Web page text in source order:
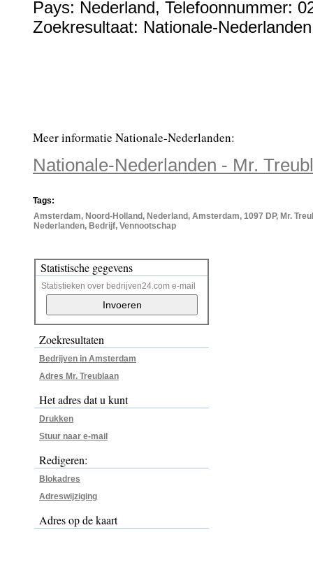
Pays: Nederland, Telefoonnummer:
Zoekresultaat: Nationale-
Meer informatie Nationale-Nederlanden:
Nationale-Nederlanden - Mr.
Tags:
Amsterdam, Noord-Holland, Nederland, Amsterdam, 1097 DP, Mr.
Nederlanden, Bedrijf, Vennootschap
Statistische gegevens
Statistieken over bedrijven24.com e-mail
Zoekresultaten
Bedrijven in Amsterdam
Adres Mr. Treublaan
Het adres dat u kunt
Drukken
Stuur naar e-mail
Redigeren:
Blokadres
Adreswijziging
Adres op de kaart